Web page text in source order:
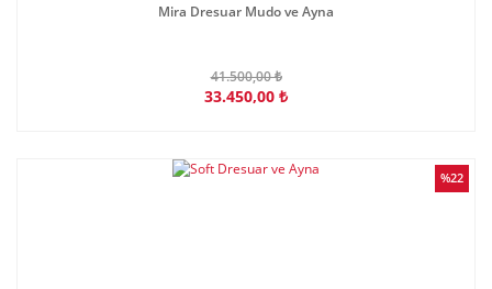
Mira Dresuar Mudo ve Ayna
41.500,00 ₺
33.450,00 ₺
%22